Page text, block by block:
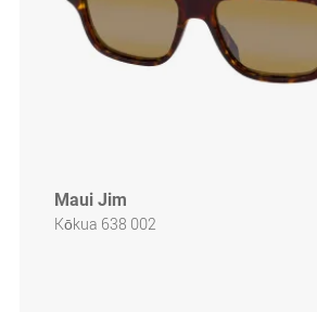
Maui Jim
Kōkua 638 002